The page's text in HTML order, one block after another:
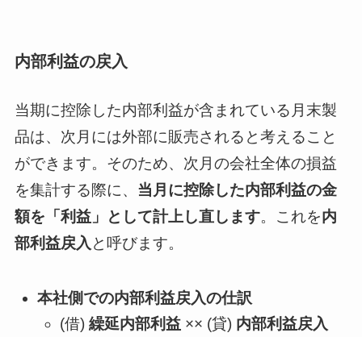
内部利益の戻入
当期に控除した内部利益が含まれている月末製
品は、次月には外部に販売されると考えること
ができます。そのため、次月の会社全体の損益
を集計する際に、 当月に控除した内部利益の金
額を「利益」として計上し直します。これを内
部利益戻入 と呼びます。
本社側での内部利益戻入の仕訳
(借)繰延内部利益 ×× (貸) 内部利益戻入